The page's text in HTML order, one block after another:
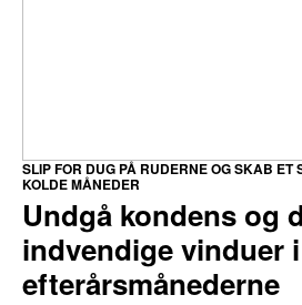
Undgå kondens og
indvendige vinduer i
efterårsmånederne
SLIP FOR DUG PÅ RUDERNE OG SKAB ET
KOLDE MÅNEDER